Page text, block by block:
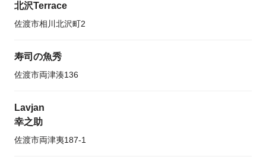
北沢Terrace
佐渡市相川北沢町2
寿司の魚秀
佐渡市両津湊136
Lavjan
幸之助
佐渡市両津夷187-1